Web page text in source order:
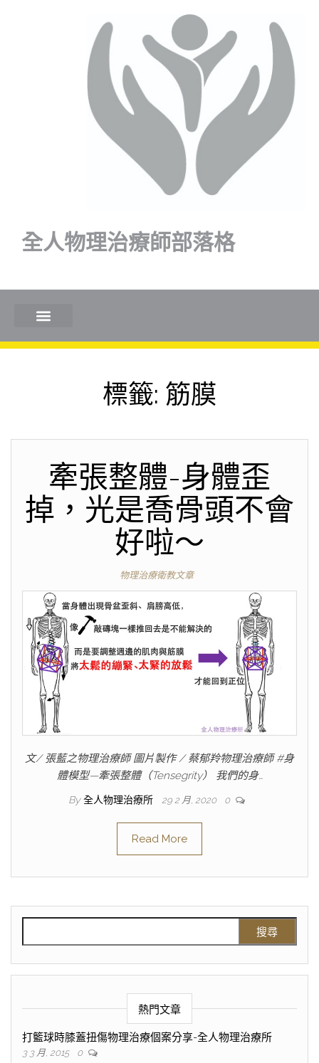
全人物理治療師部落格
標籤: 筋膜
牽張整體-身體歪
掉，光是喬骨頭不會
好啦～
物理治療衛教文章
文/ 張藍之物理治療師 圖片製作 / 蔡郁羚物理治療師 #身
體模型—牽張整體（Tensegrity） 我們的身…
By 全人物理治療所 29 2 月, 2020 0
Read More
熱門文章
打籃球時膝蓋扭傷物理治療個案分享-全人物理治療所
3 3 月, 2015 0